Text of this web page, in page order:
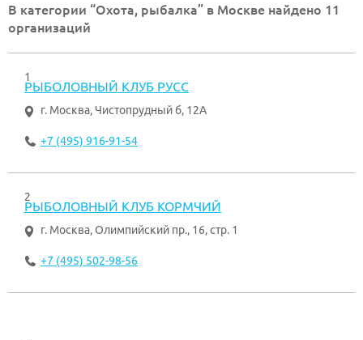
В категории “Охота, рыбалка” в Москве найдено 11
организаций
1
РЫБОЛОВНЫЙ КЛУБ РУСС
г. Москва,Чистопрудный б, 12А
+7 (495) 916-91-54
2
РЫБОЛОВНЫЙ КЛУБ КОРМЧИЙ
г. Москва, Олимпийский пр., 16, стр. 1
+7 (495) 502-98-56